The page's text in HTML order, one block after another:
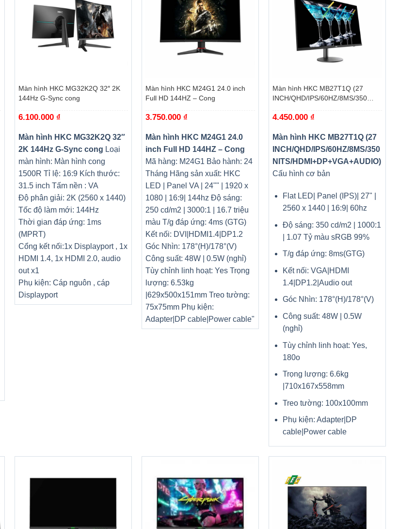
Màn hình HKC MG32K2Q 32″ 2K
144Hz G-Sync cong
6.100.000 ₫
Màn hình HKC MG32K2Q 32″
2K 144Hz G-Sync cong Loại
màn hình: Màn hình cong
1500R Tỉ lệ: 16:9 Kích thước:
31.5 inch Tấm nền : VA
Độ phân giải: 2K (2560 x 1440)
Tốc độ làm mới: 144Hz
Thời gian đáp ứng: 1ms
(MPRT)
Cổng kết nối:1x Displayport , 1x
HDMI 1.4, 1x HDMI 2.0, audio
out x1
Phụ kiện: Cáp nguôn , cáp
Displayport
Màn hình HKC M24G1 24.0 inch
Full HD 144HZ – Cong
3.750.000 ₫
Màn hình HKC M24G1 24.0
inch Full HD 144HZ – Cong
Mã hàng: M24G1 Bảo hành: 24
Tháng Hãng sản xuất: HKC
LED | Panel VA | 24"" | 1920 x
1080 | 16:9| 144hz Độ sáng:
250 cd/m2 | 3000:1 | 16.7 triệu
màu T/g đáp ứng: 4ms (GTG)
Kết nối: DVI|HDMI1.4|DP1.2
Góc Nhìn: 178°(H)/178°(V)
Công suất: 48W | 0.5W (nghỉ)
Tùy chỉnh linh hoạt: Yes Trọng
lượng: 6.53kg
|629x500x151mm Treo tường:
75x75mm Phụ kiện:
Adapter|DP cable|Power cable"
Màn hình HKC MB27T1Q (27
INCH/QHD/IPS/60HZ/8MS/350
4.450.000 ₫
Màn hình HKC MB27T1Q (27
INCH/QHD/IPS/60HZ/8MS/350
NITS/HDMI+DP+VGA+AUDIO)
Cấu hình cơ bản
Flat LED| Panel (IPS)| 27" |
2560 x 1440 | 16:9| 60hz
Độ sáng: 350 cd/m2 | 1000:1
| 1.07 Tỷ màu sRGB 99%
T/g đáp ứng: 8ms(GTG)
Kết nối: VGA|HDMI
1.4|DP1.2|Audio out
Góc Nhìn: 178°(H)/178°(V)
Công suất: 48W | 0.5W
(nghỉ)
Tùy chỉnh linh hoạt: Yes,
180o
Trọng lượng: 6.6kg
|710x167x558mm
Treo tường: 100x100mm
Phụ kiện: Adapter|DP
cable|Power cable